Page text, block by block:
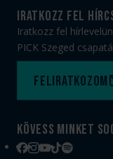
Munkatársaink
PICK Aréna
Sajtóakkreditáció
Jegy- és
Webshop
Adatvédelem
Felhasználási
Kapcsolat
iratkozz fel
Iratkozz fel
PICK Szeged
Feliratkozom
Kövess minket
Facebook
Instagram
YouTube
TikTokSpotify